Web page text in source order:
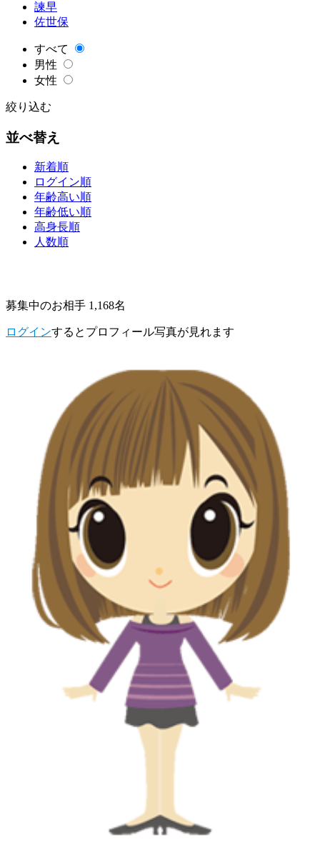
諫早
佐世保
すべて
男性
女性
絞り込む
並べ替え
新着順
ログイン順
年齢高い順
年齢低い順
高身長順
人数順
募集中のお相手 1,168名
ログインするとプロフィール写真が見れます